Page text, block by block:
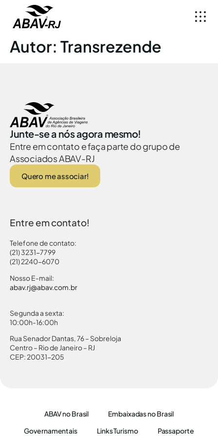
Autor: Transrezende
Junte-se a nós agora mesmo!
Entre em contato e faça parte do grupo de
Associados ABAV-RJ
Quero me associar!
Entre em contato!
Telefone de contato:
(21) 3231-7799
(21) 2240-6070
Nosso E-mail:
abav.rj@abav.com.br
Segunda a sexta:
10:00h-16:00h
Rua Senador Dantas, 76 – Sobreloja
Centro – Rio de Janeiro – RJ
CEP: 20031-205
ABAV no Brasil
Embaixadas no Brasil
Governamentais
Links Turismo Passaporte